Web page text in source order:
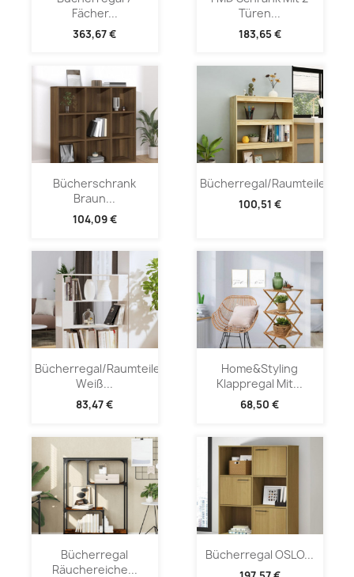
Fächer...
363,67 €
Türen...
183,65 €
Bücherschrank
Braun...
104,09 €
Bücherregal/Raumteiler...
100,51 €
Bücherregal/Raumteiler
Weiß...
83,47 €
Home&Styling
Klappregal Mit...
68,50 €
Bücherregal
Räuchereiche...
Bücherregal OSLO...